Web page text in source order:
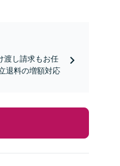
渡し請求もお任
退料の増額対応